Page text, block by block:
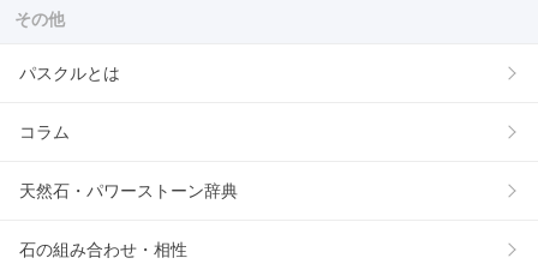
その他
パスクルとは
コラム
天然石・パワーストーン辞典
石の組み合わせ・相性